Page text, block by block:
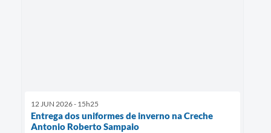
12 JUN 2026 - 15h25
Entrega dos uniformes de inverno na Creche
Antonio Roberto Sampaio